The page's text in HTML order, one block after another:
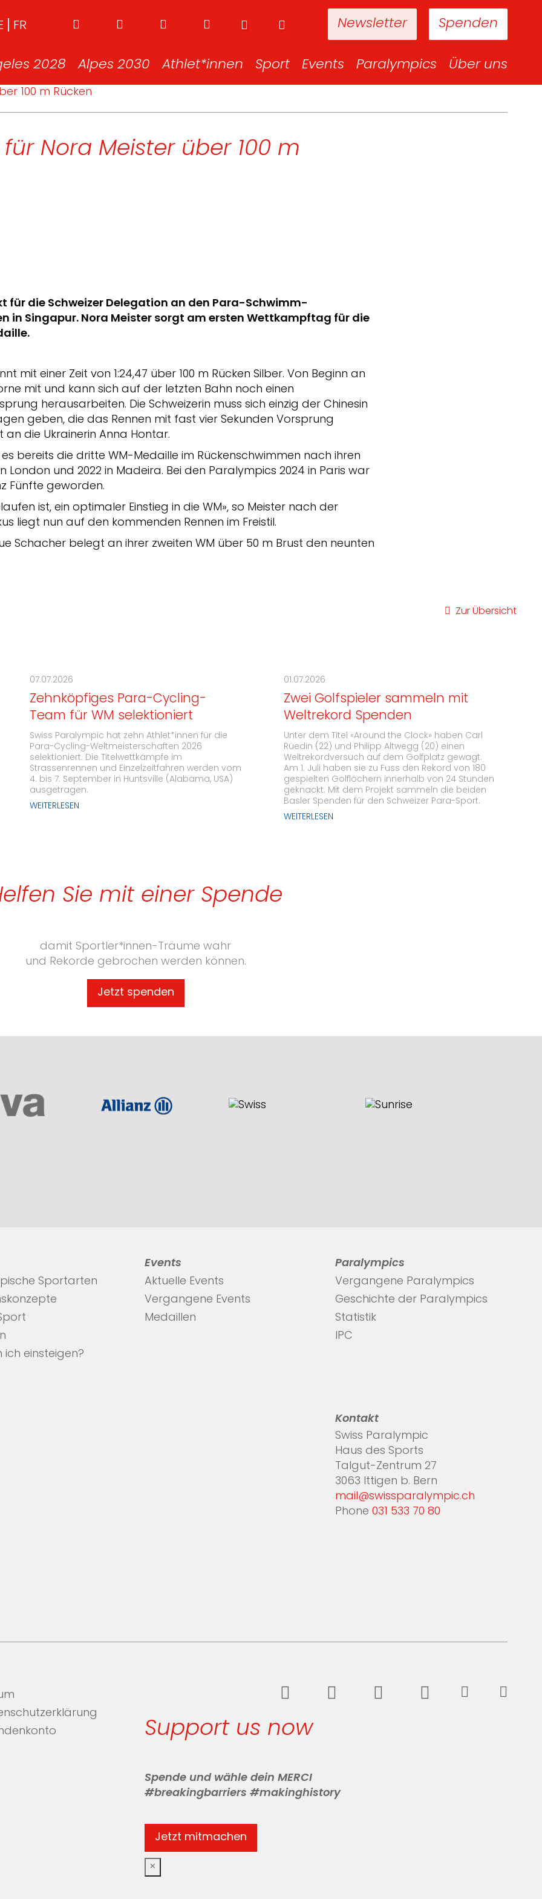
Spenden
Newsletter
FR
2028 Alpes 2030 Athlet*innen Sport Events Paralympics Über uns
100 m Rücken
für Nora Meister über 100 m
für die Schweizer Delegation an den Para-Schwimm-
in Singapur. Nora Meister sorgt am ersten Wettkampftag für die
mit einer Zeit von 1:24,47 über 100 m Rücken Silber. Von Beginn an
mit und kann sich auf der letzten Bahn noch einen
herausarbeiten. Die Schweizerin muss sich einzig der Chinesin
geben, die das Rennen mit fast vier Sekunden Vorsprung
an die Ukrainerin Anna Hontar.
bereits die dritte WM-Medaille im Rückenschwimmen nach ihren
London und 2022 in Madeira. Bei den Paralympics 2024 in Paris war
Fünfte geworden.
ist, ein optimaler Einstieg in die WM», so Meister nach der
liegt nun auf den kommenden Rennen im Freistil.
Schacher belegt an ihrer zweiten WM über 50 m Brust den neunten
Zur Übersicht
07.07.2026
Zehnköpfiges Para-Cycling-
Team für WM selektioniert
Swiss Paralympic hat zehn Athlet*innen für die
Para-Cycling-Weltmeisterschaften 2026
selektioniert. Die Titelwettkämpfe im
Strassenrennen und Einzelzeitfahren werden vom
4. bis 7. September in Huntsville (Alabama, USA)
ausgetragen.
WEITERLESEN
01.07.2026
Zwei Golfspieler sammeln mit
Weltrekord Spenden
Unter dem Titel «Around the Clock» haben Carl
Rüedin (22) und Philipp Altwegg (20) einen
Weltrekordversuch auf dem Golfplatz gewagt.
Am 1. Juli haben sie zu Fuss den Rekord von 180
gespielten Golflöchern innerhalb von 24 Stunden
geknackt. Mit dem Projekt sammeln die beiden
Basler Spenden für den Schweizer Para-Sport.
WEITERLESEN
Sie mit einer Spende
damit Sportler*innen-Träume wahr
und Rekorde gebrochen werden können.
Jetzt spenden
Sportarten
ich einsteigen?
Events
Aktuelle Events
Vergangene Events
Medaillen
Paralympics
Vergangene Paralympics
Geschichte der Paralympics
Statistik
IPC
Kontakt
Swiss Paralympic
Haus des Sports
Talgut-Zentrum 27
3063 Ittigen b. Bern
mail@swissparalympic.ch
Phone 031 533 70 80
Support us now
Spende und wähle dein MERCI
#breakingbarriers #makinghistory
Jetzt mitmachen
×